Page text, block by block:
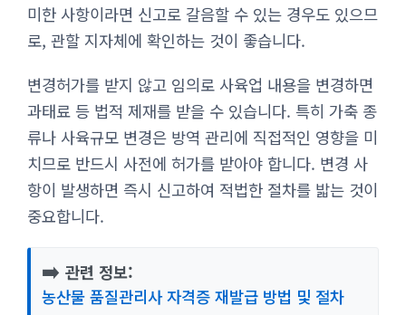
미한 사항이라면 신고로 갈음할 수 있는 경우도 있으므
로, 관할 지자체에 확인하는 것이 좋습니다.
변경허가를 받지 않고 임의로 사육업 내용을 변경하면
과태료 등 법적 제재를 받을 수 있습니다. 특히 가축 종
류나 사육규모 변경은 방역 관리에 직접적인 영향을 미
치므로 반드시 사전에 허가를 받아야 합니다. 변경 사
항이 발생하면 즉시 신고하여 적법한 절차를 밟는 것이
중요합니다.
➡️ 관련 정보:
농산물 품질관리사 자격증 재발급 방법 및 절차